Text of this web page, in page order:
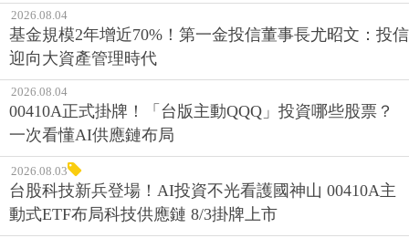
2026.08.04
基金規模2年增近70%！第一金投信董事長尤昭文：投信
迎向大資產管理時代
2026.08.04
00410A正式掛牌！「台版主動QQQ」投資哪些股票？
一次看懂AI供應鏈布局
2026.08.03
台股科技新兵登場！AI投資不光看護國神山 00410A主
動式ETF布局科技供應鏈 8/3掛牌上市